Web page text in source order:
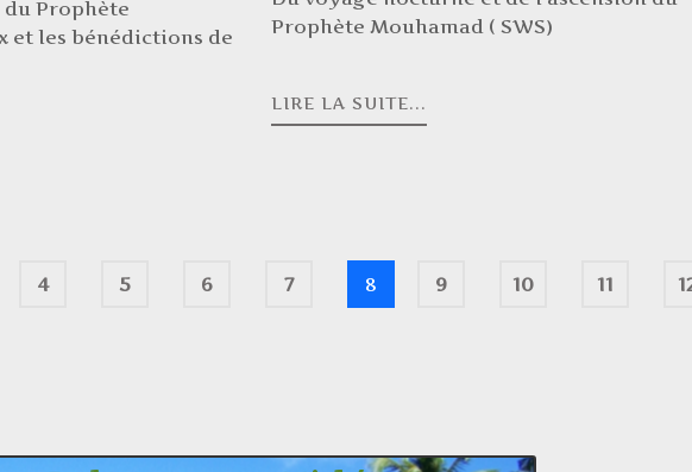
Prophète
et les bénédictions de
Prophète Mouhamad ( SWS)
LIRE LA SUITE...
4 5 6 7 8 9 10 11